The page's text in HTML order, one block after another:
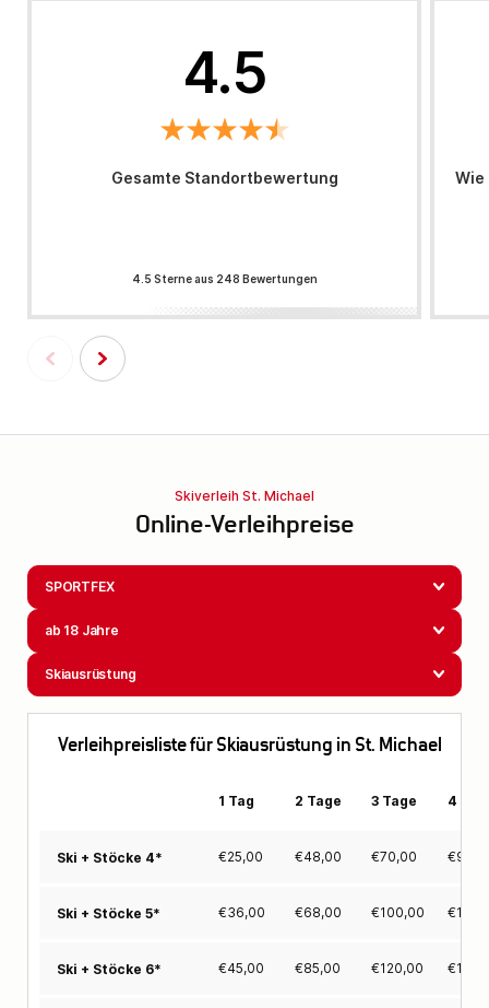
4.5
Gesamte Standortbewertung
4.5 Sterne aus 248 Bewertungen
Wie
Skiverleih St. Michael
Online-Verleihpreise
SPORTFEX
ab 18 Jahre
Skiausrüstung
Verleihpreisliste für Skiausrüstung in St. Michael
1 Tag 2 Tage 3 Tage 4
Ski + Stöcke 4* €25,00 €48,00 €70,00 €
Ski + Stöcke 5* €36,00 €68,00 €100,00 €
Ski + Stöcke 6* €45,00 €85,00 €120,00 €